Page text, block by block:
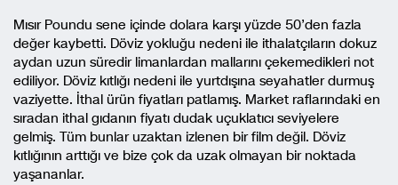
Mısır Poundu sene içinde dolara karşı yüzde 50’den fazla
değer kaybetti. Döviz yokluğu nedeni ile ithalatçıların dokuz
aydan uzun süredir limanlardan mallarını çekemedikleri not
ediliyor. Döviz kıtlığı nedeni ile yurtdışına seyahatler durmuş
vaziyette. İthal ürün fiyatları patlamış. Market raflarındaki en
sıradan ithal gıdanın fiyatı dudak uçuklatıcı seviyelere
gelmiş. Tüm bunlar uzaktan izlenen bir film değil. Döviz
kıtlığının arttığı ve bize çok da uzak olmayan bir noktada
yaşananlar.